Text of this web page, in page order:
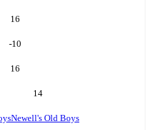
16
-10
16
14
Newell's Old Boys